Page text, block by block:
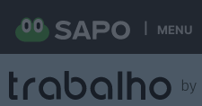
MENU